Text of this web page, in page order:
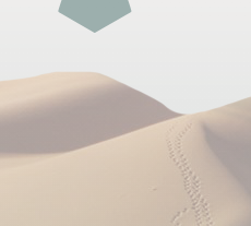
visites, dans une
Déjeuner :
Les déjeuners sont
en pleine nature. Ils se
repas froids, simples et
salades composées,